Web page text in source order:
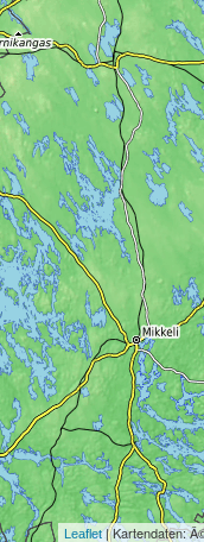
ÐºÐ°Ð¼ÐµÑ€: ...
Leaflet| Kartendaten: